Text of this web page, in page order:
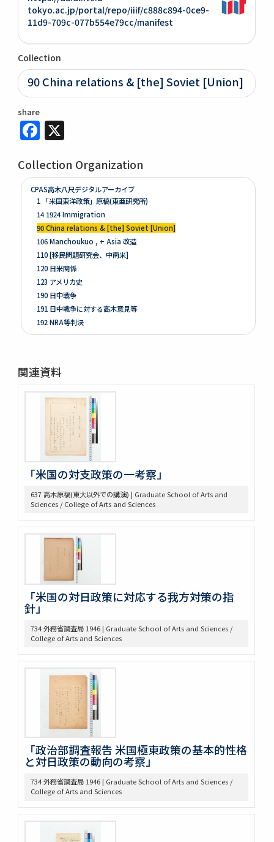
tokyo.ac.jp/portal/repo/iiif/c888c894-0ce9-
11d9-709c-077b554e79cc/manifest
Collection
90 China relations & [the] Soviet [Union]
share
Facebook
Collection Organization
CPAS高木八尺デジタルアーカイブ
1 「米国東洋政策」原稿(東亜研究所)
14 1924 Immigration
90 China relations & [the] Soviet [Union]
106 Manchoukuo , + Asia 改造
110 [移民問題研究会、中南米]
120 日米関係
123 アメリカ史
190 日中戦争
191 日中戦争に対する高木意見等
192 NRA等判決
261 Prologue
264 Mitsubishi
275 Phillips Civil War & Reconstruction
278 Turner, FR. J
280 Van Tyne C.H Method of Hist. Research
281 Van Tyne Constitutional Hist.
287 McLaughlin, Reading Notes CONST. H. I.
289 Reading Notes
293 Pacific
368 Const.’l law
371 Brown bibliography, Journal Club, U of M, 1921-22
373 Bibliography, Hibiya Lib’y, Carnegie Endowment
Donation
375 Bibliographical Tools, Bibliography on the Relations
bet. US + Far East
380 DOW, EARLE W. (UM) Note Taking
382 Pacific [ ] officer
388 Elections, 1934-1936
389 Election of 1936
391 Examination
405 Arable Land, Farms
406 Law regard[in]g Immigration
407 Emigrant Protection Law Lemieux Agree’t &
Gentlemen’s Ag.
410 [land question in the west]
419 Johnson Lectures
425 高木抜刷及び英文メモ
426 英文ノート
434 14. Survey Jap. Stud. 35
437 5. 英文メモ
438 4. 英文メモ
439 3. McLaughlin 1922
関連資料
「米国の対支政策の一考察」
637 高木原稿(東大以外での講演) | Graduate School of Arts and
Sciences / College of Arts and Sciences
「米国の対日政策に対応する我方対策の指
針」
734 外務省調査局 1946 | Graduate School of Arts and Sciences /
College of Arts and Sciences
「政治部調査報告 米国極東政策の基本的性格
と対日政策の動向の考察」
734 外務省調査局 1946 | Graduate School of Arts and Sciences /
College of Arts and Sciences